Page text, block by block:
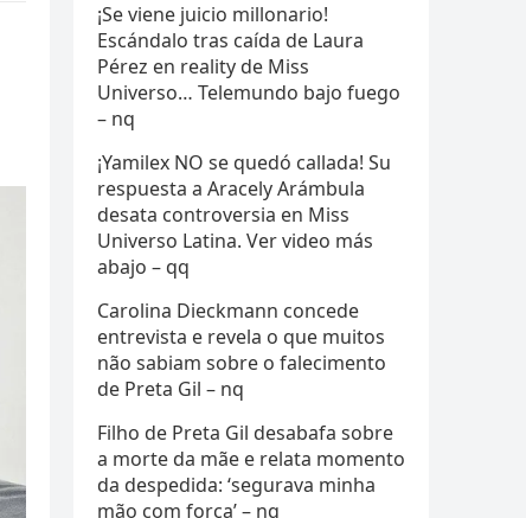
¡Se viene juicio millonario!
Escándalo tras caída de Laura
Pérez en reality de Miss
Universo… Telemundo bajo fuego
– nq
¡Yamilex NO se quedó callada! Su
respuesta a Aracely Arámbula
desata controversia en Miss
Universo Latina. Ver video más
abajo – qq
Carolina Dieckmann concede
entrevista e revela o que muitos
não sabiam sobre o falecimento
de Preta Gil – nq
Filho de Preta Gil desabafa sobre
a morte da mãe e relata momento
da despedida: ‘segurava minha
mão com força’ – nq